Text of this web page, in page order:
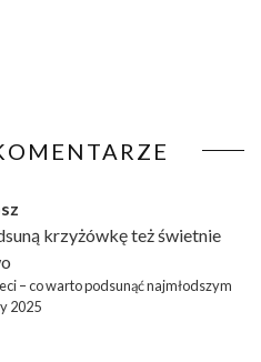
krzyżówkęteż świetnie
– co warto podsunąć najmłodszym
2025